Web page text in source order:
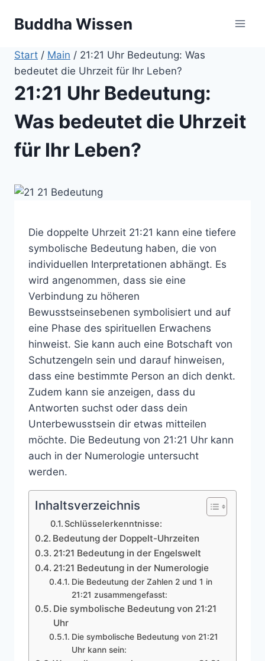
InhaltBuddha Wissen
Start / Main / 21:21 Uhr Bedeutung: Was
bedeutet die Uhrzeit für Ihr Leben?
21:21 Uhr Bedeutung:
Was bedeutet die Uhrzeit
für Ihr Leben?
Die doppelte Uhrzeit 21:21 kann eine tiefere
symbolische Bedeutung haben, die von
individuellen Interpretationen abhängt. Es
wird angenommen, dass sie eine
Verbindung zu höheren
Bewusstseinsebenen symbolisiert und auf
eine Phase des spirituellen Erwachens
hinweist. Sie kann auch eine Botschaft von
Schutzengeln sein und darauf hinweisen,
dass eine bestimmte Person an dich denkt.
Zudem kann sie anzeigen, dass du
Antworten suchst oder dass dein
Unterbewusstsein dir etwas mitteilen
möchte. Die Bedeutung von 21:21 Uhr kann
auch in der Numerologie untersucht
werden.
Inhaltsverzeichnis
Schlüsselerkenntnisse:
Bedeutung der Doppelt-Uhrzeiten
21:21 Bedeutung in der Engelswelt
21:21 Bedeutung in der Numerologie
Die Bedeutung der Zahlen 2 und 1 in
21:21 zusammengefasst:
Die symbolische Bedeutung von 21:21
Uhr
Die symbolische Bedeutung von 21:21
Uhr kann sein: